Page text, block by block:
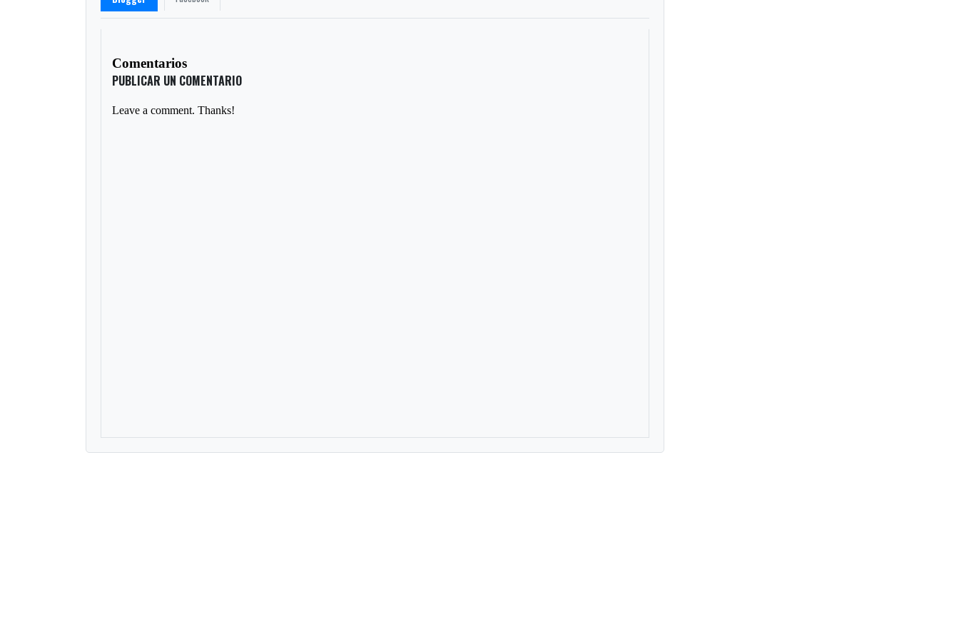
Comentarios
PUBLICAR UN COMENTARIO
Leave a comment. Thanks!